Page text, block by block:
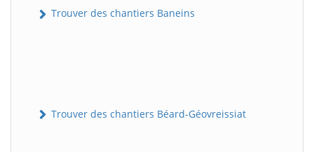
Trouver des chantiers Baneins
Trouver des chantiers Béard-Géovreissiat